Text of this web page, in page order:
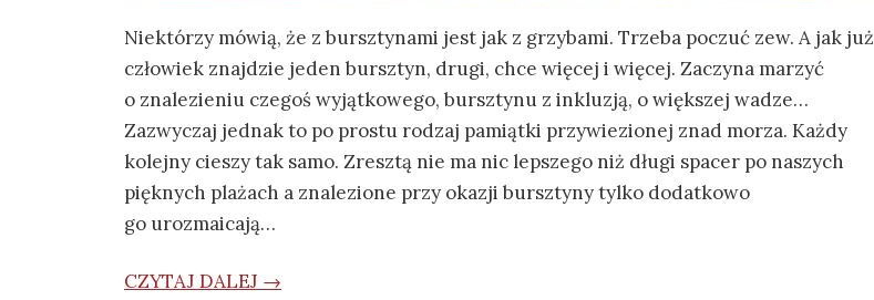
Niektórzy mówią, że z bursztynami jest jak z grzybami. Trzeba poczuć zew. A jak już
człowiek znajdzie jeden bursztyn, drugi, chce więcej i więcej. Zaczyna marzyć
o znalezieniu czegoś wyjątkowego, bursztynu z inkluzją, o większej wadze…
Zazwyczaj jednak to po prostu rodzaj pamiątki przywiezionej znad morza. Każdy
kolejny cieszy tak samo. Zresztą nie ma nic lepszego niż długi spacer po naszych
pięknych plażach a znalezione przy okazji bursztyny tylko dodatkowo
go urozmaicają…
CZYTAJ DALEJ →